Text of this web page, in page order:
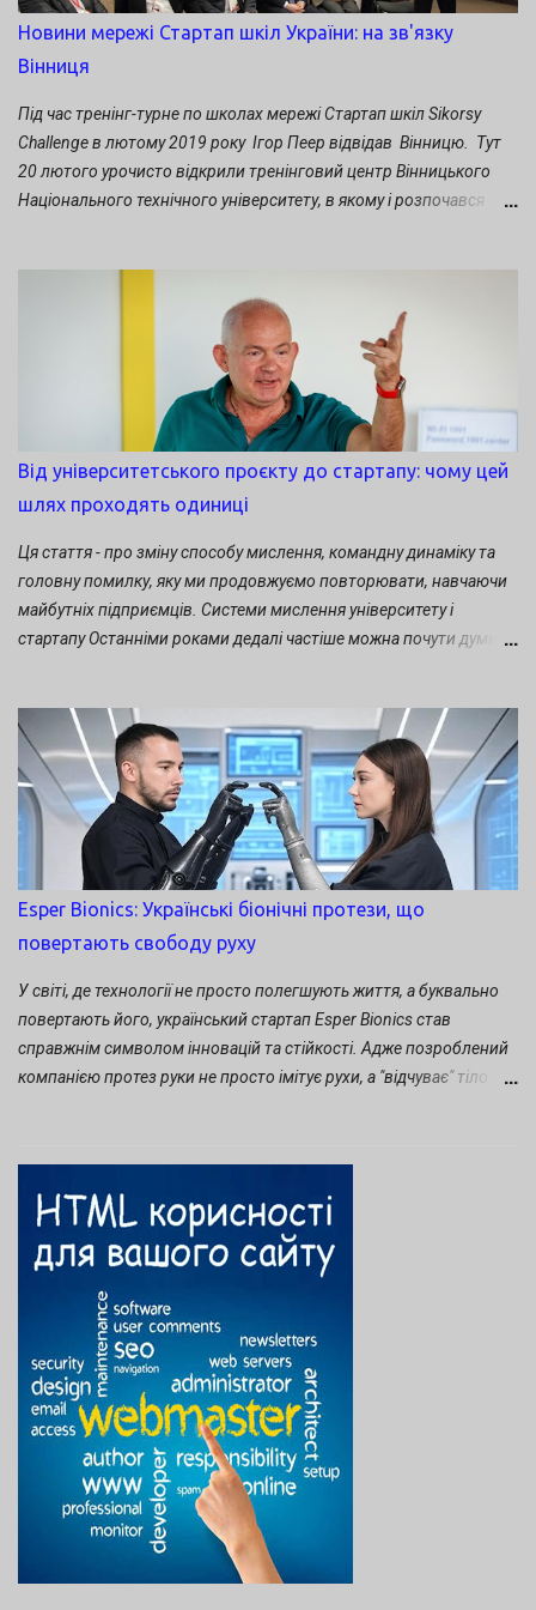
заключному занятті свої проєкти презентували: Володимир
Барасюк. Проєкт " Ферментативний спосіб виробництва
вуглецево-нейтрального палива" Денис Москаленко. Проєкт
"Диригент" - комплекс стрільби і управління вогнем міномета"
Наталія Ярошенко. Проєкт "Магазин...
Новини мережі Стартап шкіл України: на зв'язку
Вінниця
Під час тренінг-турне по школах мережі Стартап шкіл Sikorsy
Challenge в лютому 2019 року Ігор Пеер відвідав Вінницю. Тут
20 лютого урочисто відкрили тренінговий центр Вінницького
Національного технічного університету, в якому і розпочався
Набувати нових інновативних бізнесових умінь нині взялися не
лише студенти ВНТУ, а й інших вишів обласного центру.
Долучилися й учні Вінницької фізико-математичної гімназії №17.
Від університетського проєкту до стартапу: чому цей
шлях проходять одиниці
Ця стаття - про зміну способу мислення, командну динаміку та
головну помилку, яку ми продовжуємо повторювати, навчаючи
майбутніх підприємців. Системи мислення університету і
стартапу Останніми роками дедалі частіше можна почути думку,
Університет і не повинен створювати стартапи. Його місія
значно ширша й фундаментальніша: створювати нові знання,
готувати висококваліфікованих фахівців, розвивати науку,
формувати критичне мислення та інженерну культуру. Саме
завдяки університетам з’являються технології, без яких
неможливий розвиток сучасної економіки. Проблема виникає в
іншому. Ми часто очікуємо, що університетський проєкт
природно перетвориться на успішний бізнес. Насправді ж між
академічним середовищем і венчурною екосистемою існує
принципово різна логіка: В академічному світі головною
цінністю є нові знання, наукова новизна, якість дослідження та
професійна е...
Esper Bionics: Українські біонічні протези, що
повертають свободу руху
У світі, де технології не просто полегшують життя, а буквально
повертають його, український стартап Esper Bionics став
справжнім символом інновацій та стійкості. Адже позроблений
компанією протез руки не просто імітує рухи, а "відчуває" тіло
її здобутки до 2023 року ми писали в статті на нашому блозі . А з
початком війни тема протезування стала ще актуальнішою, тому
в 2025 році Esper Bionics очолив рейтинг deep tech України.
Чому ж про цей стартап говорять усе гучніше — від локальних
хабів до міжнародних самітів? З 2023 року стартап суттєво
еволюціонував, особливо під тиском війни, яка прискорила
фокус на реабілітацію ветеранів. Нижче приведений
хронологічний огляд ключових подій і досягнень з 2023 по
листопад 2025 (на основі свіжих даних з медіа та соцмереж).
2023 рік: Масштабування виробництва та перші поставки
Початок масового виробництв...